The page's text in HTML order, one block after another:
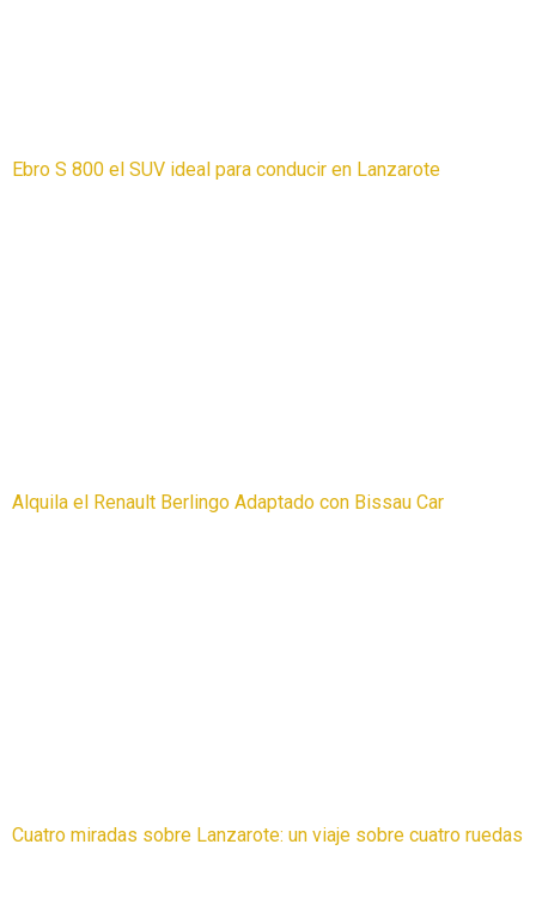
Ebro S 800 el SUV ideal para conducir en Lanzarote
Alquila el Renault Berlingo Adaptado con Bissau Car
Cuatro miradas sobre Lanzarote: un viaje sobre cuatro ruedas